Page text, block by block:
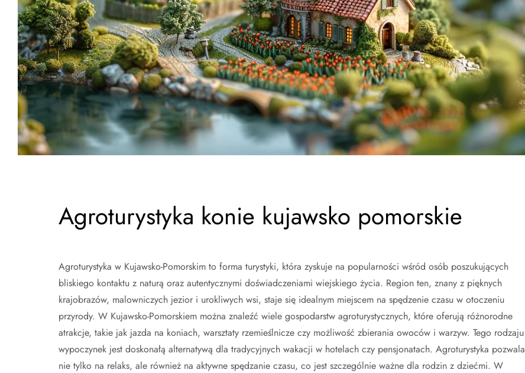
Agroturystyka konie kujawsko pomorskie
Agroturystyka w Kujawsko-Pomorskim to forma turystyki, która zyskuje na popularności wśród osób poszukujących
bliskiego kontaktu z naturą oraz autentycznymi doświadczeniami wiejskiego życia. Region ten, znany z pięknych
krajobrazów, malowniczych jezior i urokliwych wsi, staje się idealnym miejscem na spędzenie czasu w otoczeniu
przyrody. W Kujawsko-Pomorskiem można znaleźć wiele gospodarstw agroturystycznych, które oferują różnorodne
atrakcje, takie jak jazda na koniach, warsztaty rzemieślnicze czy możliwość zbierania owoców i warzyw. Tego rodzaju
wypoczynek jest doskonałą alternatywą dla tradycyjnych wakacji w hotelach czy pensjonatach. Agroturystyka pozwala
nie tylko na relaks, ale również na aktywne spędzanie czasu, co jest szczególnie ważne dla rodzin z dziećmi. W